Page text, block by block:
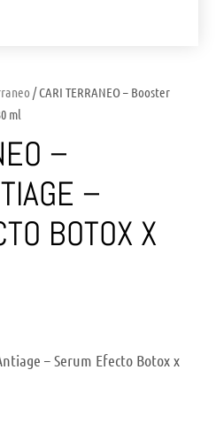
/ CARI TERRANEO – Booster
ml
–
–
BOTOX X
– Serum Efecto Botox x